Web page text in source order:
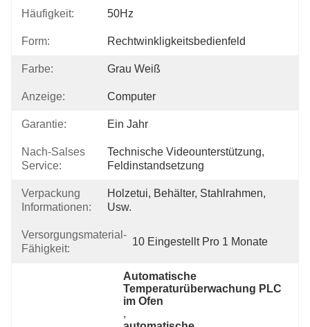
Häufigkeit: 50Hz
Form: Rechtwinkligkeitsbedienfeld
Farbe: Grau Weiß
Anzeige: Computer
Garantie: Ein Jahr
Nach-Salses
Service:
Technische Videounterstützung,
Feldinstandsetzung
Verpackung
Informationen:
Holzetui, Behälter, Stahlrahmen,
Usw.
Versorgungsmaterial-
Fähigkeit:
10 Eingestellt Pro 1 Monate
Automatische
Temperaturüberwachung PLC
im Ofen
,